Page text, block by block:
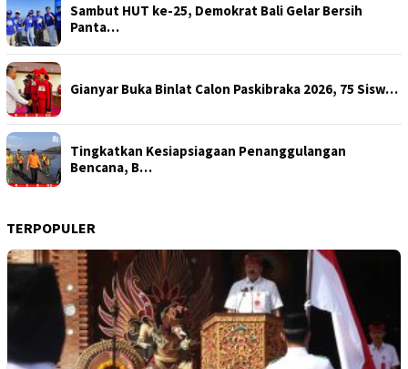
Sambut HUT ke-25, Demokrat Bali Gelar Bersih
Panta…
Gianyar Buka Binlat Calon Paskibraka 2026, 75 Sisw…
Tingkatkan Kesiapsiagaan Penanggulangan
Bencana, B…
TERPOPULER